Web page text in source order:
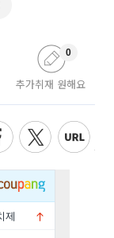
추가취재 원해요
0